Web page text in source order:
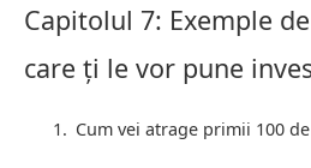
Capitolul 7: Exemple
care ți le vor pune
Cum vei atrage primii 100